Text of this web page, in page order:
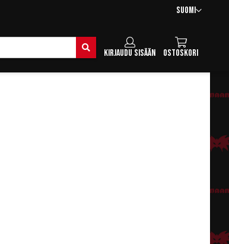
Kieli
Suomi
Ostoskori
Kirjaudu sisään